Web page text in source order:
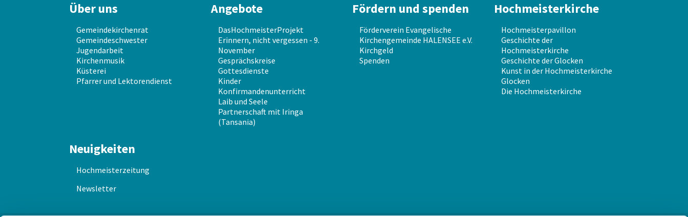
Über uns
Gemeindekirchenrat
Gemeindeschwester
Jugendarbeit
Kirchenmusik
Küsterei
Pfarrer und Lektorendienst
Angebote
DasHochmeisterProjekt
Erinnern, nicht vergessen - 9.
November
Gesprächskreise
Gottesdienste
Kinder
Konfirmandenunterricht
Laib und Seele
Partnerschaft mit Iringa
(Tansania)
Fördern und spenden
Förderverein Evangelische
Kirchengemeinde HALENSEE e.V.
Kirchgeld
Spenden
Hochmeisterkirche
Hochmeisterpavillon
Geschichte der
Hochmeisterkirche
Geschichte der Glocken
Kunst in der Hochmeisterkirche
Glocken
Die Hochmeisterkirche
Neuigkeiten
Hochmeisterzeitung
Newsletter